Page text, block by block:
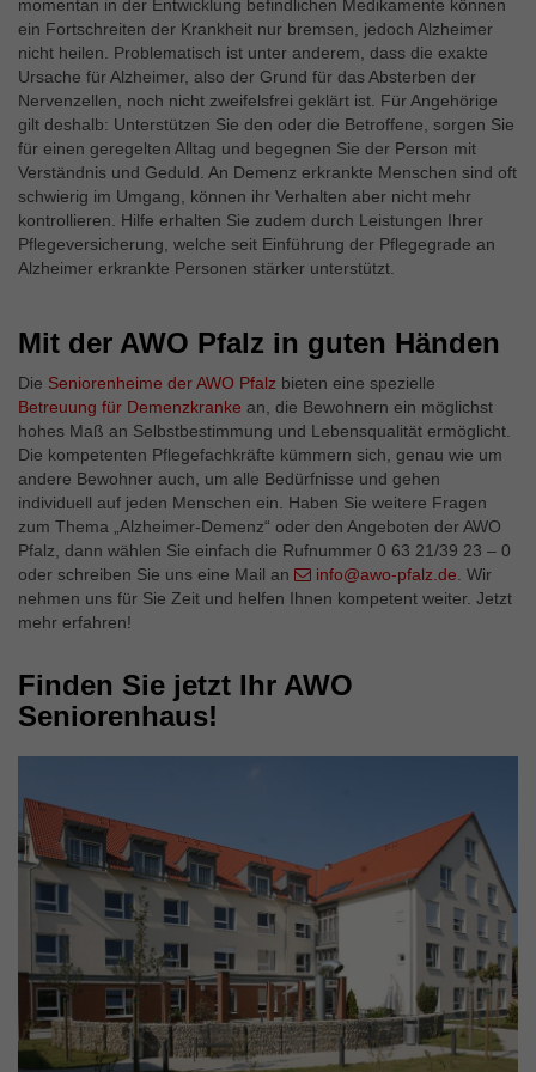
momentan in der Entwicklung befindlichen Medikamente können
ein Fortschreiten der Krankheit nur bremsen, jedoch Alzheimer
nicht heilen. Problematisch ist unter anderem, dass die exakte
Ursache für Alzheimer, also der Grund für das Absterben der
Nervenzellen, noch nicht zweifelsfrei geklärt ist. Für Angehörige
gilt deshalb: Unterstützen Sie den oder die Betroffene, sorgen Sie
für einen geregelten Alltag und begegnen Sie der Person mit
Verständnis und Geduld. An Demenz erkrankte Menschen sind oft
schwierig im Umgang, können ihr Verhalten aber nicht mehr
kontrollieren. Hilfe erhalten Sie zudem durch Leistungen Ihrer
Pflegeversicherung, welche seit Einführung der Pflegegrade an
Alzheimer erkrankte Personen stärker unterstützt.
Mit der AWO Pfalz in guten Händen
Die Seniorenheime der AWO Pfalz bieten eine spezielle
Betreuung für Demenzkranke an, die Bewohnern ein möglichst
hohes Maß an Selbstbestimmung und Lebensqualität ermöglicht.
Die kompetenten Pflegefachkräfte kümmern sich, genau wie um
andere Bewohner auch, um alle Bedürfnisse und gehen
individuell auf jeden Menschen ein. Haben Sie weitere Fragen
zum Thema „Alzheimer-Demenz“ oder den Angeboten der AWO
Pfalz, dann wählen Sie einfach die Rufnummer 0 63 21/39 23 – 0
oder schreiben Sie uns eine Mail an
info@awo-pfalz.de . Wir
nehmen uns für Sie Zeit und helfen Ihnen kompetent weiter. Jetzt
mehr erfahren!
Finden Sie jetzt Ihr AWO
Seniorenhaus!
Externe Inhalte
Wir verwenden auf unserer Website externe Inhalte, um
Ihnen zusätzliche Informationen anzubieten.